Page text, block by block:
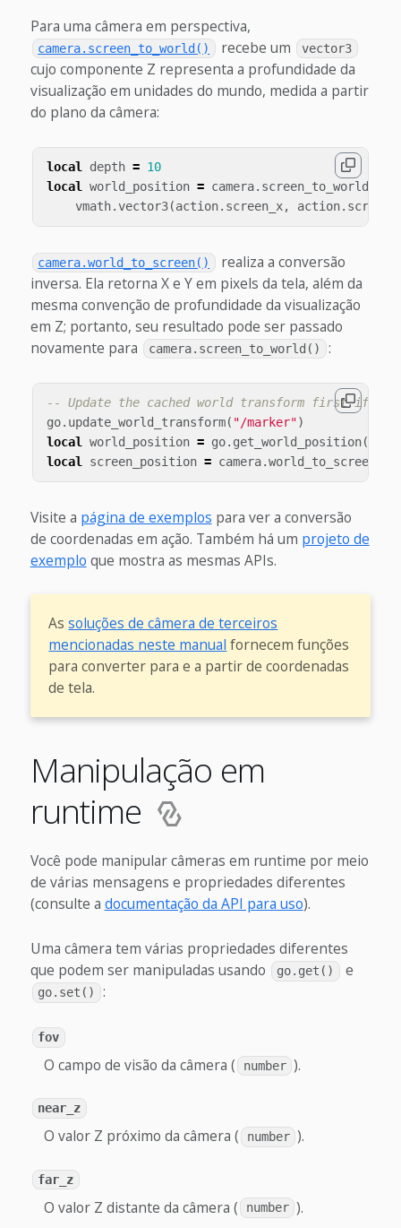
Para uma câmera em perspectiva,
camera.screen_to_world() recebe um vector3
cujo componente Z representa a profundidade da
visualização em unidades do mundo, medida a partir
do plano da câmera:
local depth = 10
local world_position = camera. screen_to_world
vmath.vector3(action. screen_x, action.
camera.world_to_screen()
realiza a conversão
inversa. Ela retorna X e Y em pixels da tela, além da
mesma convenção de profundidade da visualização
em Z; portanto, seu resultado pode ser passado
novamente para
camera.screen_to_world() :
-- Update the cached world transform first if the
go. update_world_transform( "/marker")
local world_position = go. get_world_position(
local screen_position = camera.world_to_screen
Visite a página de exemplos para ver a conversão
de coordenadas em ação. Também há um projeto de
exemplo que mostra as mesmas APIs.
Assoluções de câmera de terceiros
mencionadas neste manual fornecem funções
para converter para e a partir de coordenadas
de tela.
Manipulação em
runtime
Você pode manipular câmeras em runtime por meio
de várias mensagens e propriedades diferentes
(consulte a documentação da API para uso).
Uma câmera tem várias propriedades diferentes
que podem ser manipuladas usando
go.get() e
go.set() :
fov
O campo de visão da câmera ( number ).
near_z
O valor Z próximo da câmera ( number ).
far_z
O valor Z distante da câmera ( number ).